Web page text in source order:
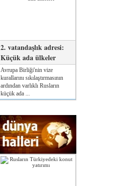
2. vatandaşlık adresi:
Küçük ada ülkeler
Avrupa Birliği'nin vize
kurallarını sıkılaştırmasının
ardından varlıklı Rusların
küçük ada ...